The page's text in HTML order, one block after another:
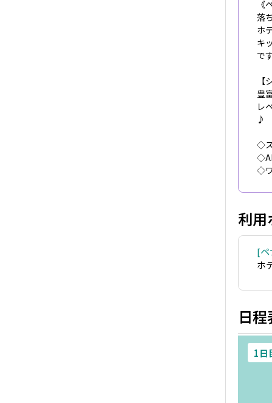
《
落
ホ
キ
で
豊
レ
♪
◇
◇
利用
ホ
日程
1日